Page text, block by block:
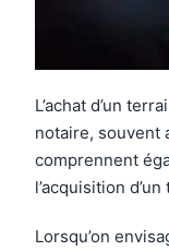
L’achat d’un
notaire, souvent
comprennent
l’acquisition
Lorsqu’on